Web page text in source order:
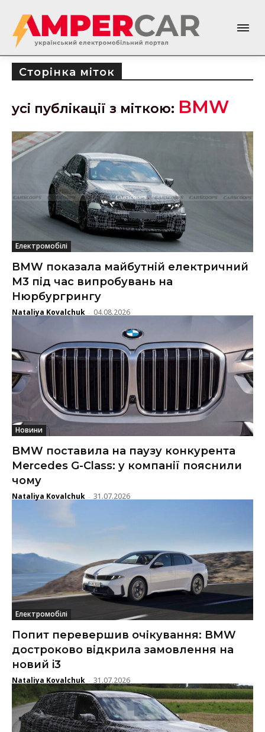
Сторінка міток
усі публікації з міткою: BMW
Електромобілі
BMW показала майбутній електричний
M3 під час випробувань на
Нюрбургрингу
Nataliya Kovalchuk - 04.08.2026
Новини
BMW поставила на паузу конкурента
Mercedes G-Class: у компанії пояснили
чому
Nataliya Kovalchuk - 31.07.2026
Електромобілі
Попит перевершив очікування: BMW
достроково відкрила замовлення на
новий i3
Nataliya Kovalchuk - 31.07.2026